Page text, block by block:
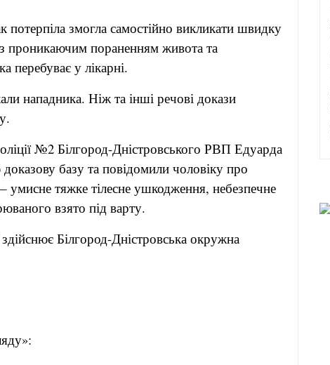
потерпіла змогла самостійно викликати швидку
з проникаючим пораненням живота та
у лікарні.
нападника. Ніж та інші речові докази
№2 Білгород-Дністровського РВП Едуарда
базу та повідомили чоловіку про
тяжке тілесне ушкодження, небезпечне
взято під варту.
Білгород-Дністровська окружна
«Кут огляду»: